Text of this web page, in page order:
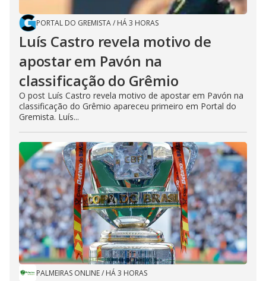
PORTAL DO GREMISTA/ HÁ 3 HORAS
Luís Castro revela motivo de
apostar em Pavón na
classificação do Grêmio
O post Luís Castro revela motivo de apostar em Pavón na
classificação do Grêmio apareceu primeiro em Portal do
Gremista. Luís...
PALMEIRAS ONLINE/ HÁ 3 HORAS